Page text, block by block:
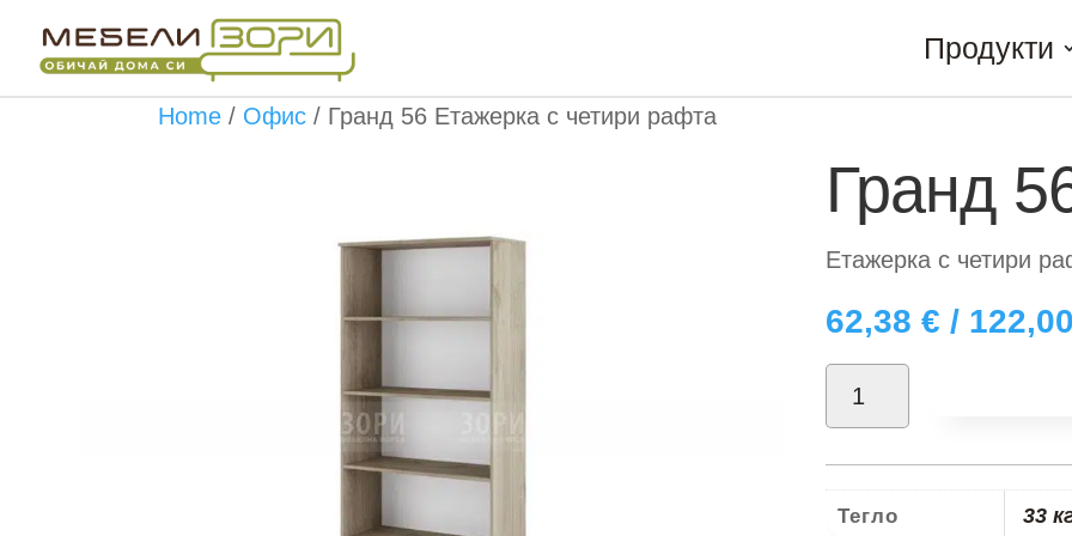
Продукти
Бърза поръчка
Home / Офис / Гранд 56 Етажерка с четири рафта
Гранд
Етажерка с четири
62,38€ /
количество
за
Гранд
56
Тегло 33